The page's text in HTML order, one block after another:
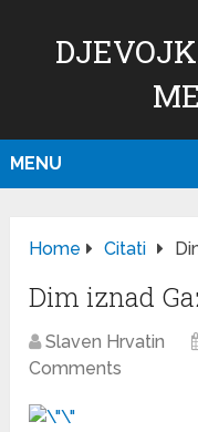
MENU
Home Citati
Dim iznad
Slaven Hrvatin
Comments